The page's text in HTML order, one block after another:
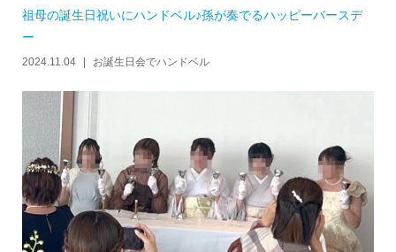
祖母の誕生日祝いにハンドベル♪孫が奏でるハッピーバースデ
ー
2024.11.04 お誕生日会でハンドベル